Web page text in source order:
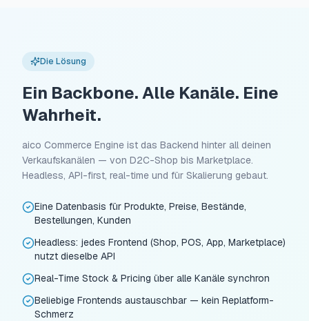
Die Lösung
Ein Backbone. Alle Kanäle. Eine
Wahrheit.
aico Commerce Engine ist das Backend hinter all deinen
Verkaufskanälen — von D2C-Shop bis Marketplace.
Headless, API-first, real-time und für Skalierung gebaut.
Eine Datenbasis für Produkte, Preise, Bestände,
Bestellungen, Kunden
Headless: jedes Frontend (Shop, POS, App, Marketplace)
nutzt dieselbe API
Real-Time Stock & Pricing über alle Kanäle synchron
Beliebige Frontends austauschbar — kein Replatform-
Schmerz